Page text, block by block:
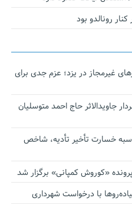
رونالدو بود
غیرمجاز در یزد؛ عزم جدی برای
جاویدالاثر حاج احمد متوسلیان
خسارت تأخیر تأدیه، شاخص
«کوروش کمپانی» برگزار شد
با درخواست شهرداری